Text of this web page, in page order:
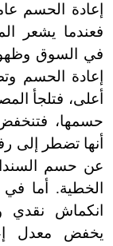
إعادة الحسم
فعندما يشعر
في السوق
إعادة الحسم
أعلى، فتلجأ
حسمها، فتنخفض
أنها تضطر إلى
عن حسم
الخطية. أما
انكماش نقدي
يخفض معدل